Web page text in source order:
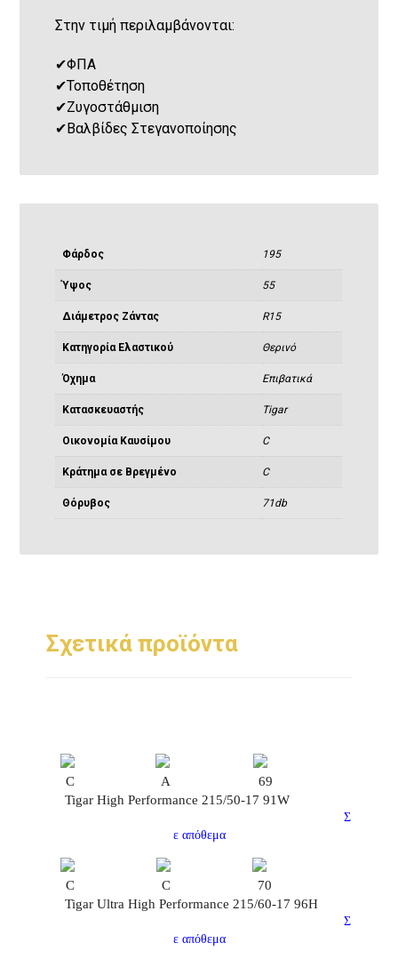
Στην τιμή περιλαμβάνονται:
✔ΦΠΑ
✔Τοποθέτηση
✔Ζυγοστάθμιση
✔Βαλβίδες Στεγανοποίησης
Φάρδος 195
Ύψος 55
Διάμετρος Ζάντας R15
Κατηγορία Ελαστικού Θερινό
Όχημα Eπιβατικά
Κατασκευαστής Tigar
Οικονομία Καυσίμου C
Κράτημα σε Βρεγμένο C
Θόρυβος 71db
Σχετικά προϊόντα
C A
69
Tigar High Performance 215/50-17 91W
Σ
ε απόθεμα
C C
70
Tigar Ultra High Performance 215/60-17 96H
Σ
ε απόθεμα